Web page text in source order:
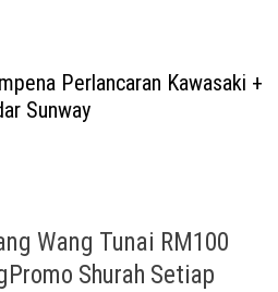
Perlancaran Kawasaki +
Sunway
Wang Tunai RM100
Shurah Setiap